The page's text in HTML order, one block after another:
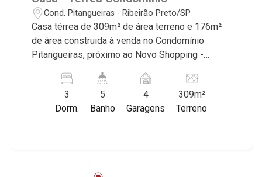
14
Aug/Fri
15
17
Cond. Pitangueiras - Ribeirão Preto/SP
Casa térrea de 309m² de área terreno e 176m²
de área construida à venda no Condomínio
Pitangueiras, próximo ao Novo Shopping -
deste imóvel que a Martinelli Imobiliária
selecionou para você: - 309m² de área terreno e
176m² de área construida - 3 suítes com
3
Dorm.
5
Banho
4
Garagens
309m²
Terreno